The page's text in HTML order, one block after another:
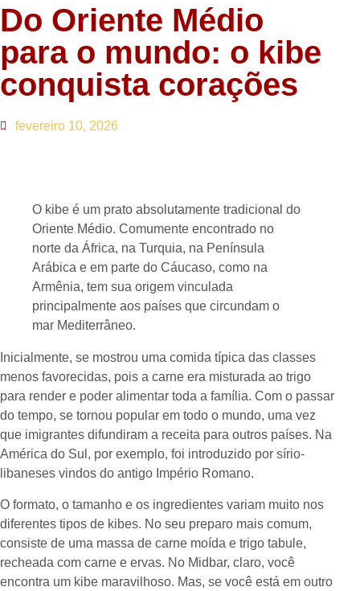
Do Oriente Médio
para o mundo: o kibe
conquista corações
fevereiro 10, 2026
O kibe é um prato absolutamente tradicional do
Oriente Médio. Comumente encontrado no
norte da África, na Turquia, na Península
Arábica e em parte do Cáucaso, como na
Armênia, tem sua origem vinculada
principalmente aos países que circundam o
mar Mediterrâneo.
Inicialmente, se mostrou uma comida típica das classes
menos favorecidas, pois a carne era misturada ao trigo
para render e poder alimentar toda a família. Com o passar
do tempo, se tornou popular em todo o mundo, uma vez
que imigrantes difundiram a receita para outros países. Na
América do Sul, por exemplo, foi introduzido por sírio-
libaneses vindos do antigo Império Romano.
O formato, o tamanho e os ingredientes variam muito nos
diferentes tipos de kibes. No seu preparo mais comum,
consiste de uma massa de carne moída e trigo tabule,
recheada com carne e ervas. No Midbar, claro, você
encontra um kibe maravilhoso. Mas, se você está em outro